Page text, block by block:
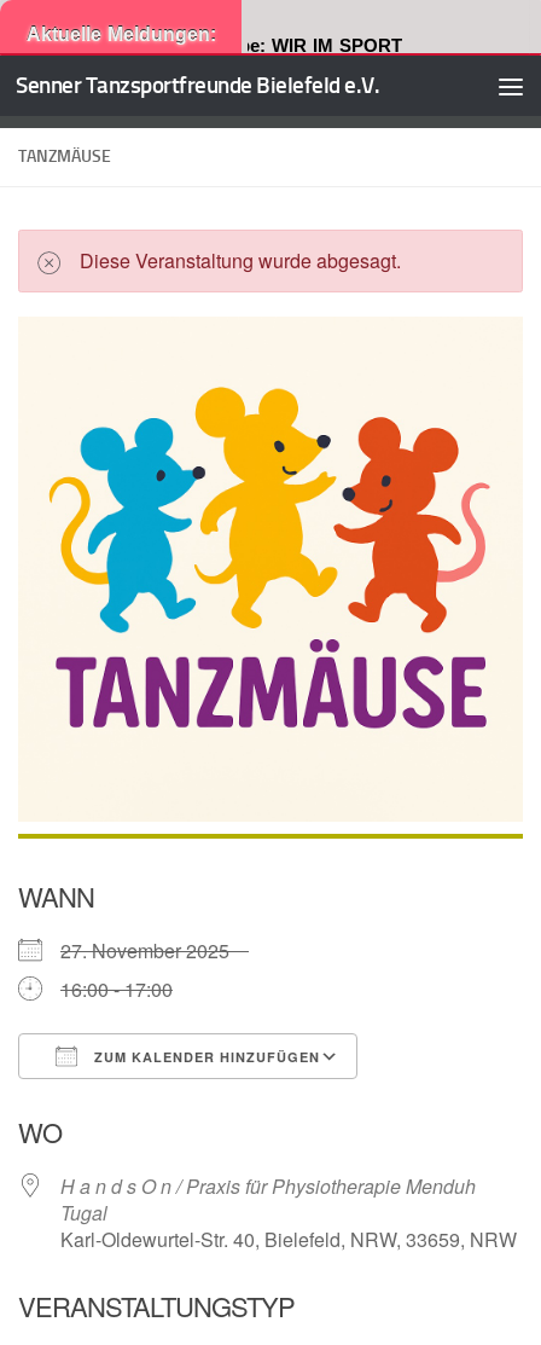
Aktuelle Meldungen:
Neuste Ausgabe: WIR IM SPORT
Zum Inhalt springen
Senner Tanzsportfreunde Bielefeld e.V.
TANZMÄUSE
Diese Veranstaltung wurde abgesagt.
WANN
27. November 2025
16:00 - 17:00
ZUM KALENDER HINZUFÜGEN
WO
H a n d s O n / Praxis für Physiotherapie Menduh
Tugal
Karl-Oldewurtel-Str. 40, Bielefeld, NRW, 33659, NRW
VERANSTALTUNGSTYP